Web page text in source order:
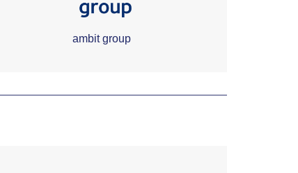
ambit group